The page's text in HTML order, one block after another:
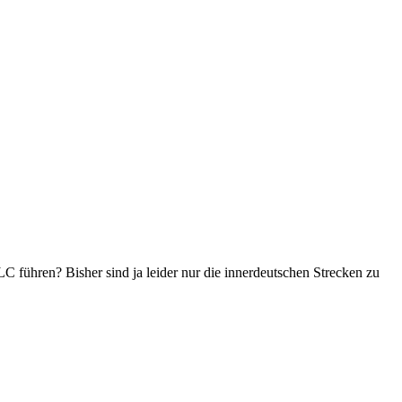
führen? Bisher sind ja leider nur die innerdeutschen Strecken zu